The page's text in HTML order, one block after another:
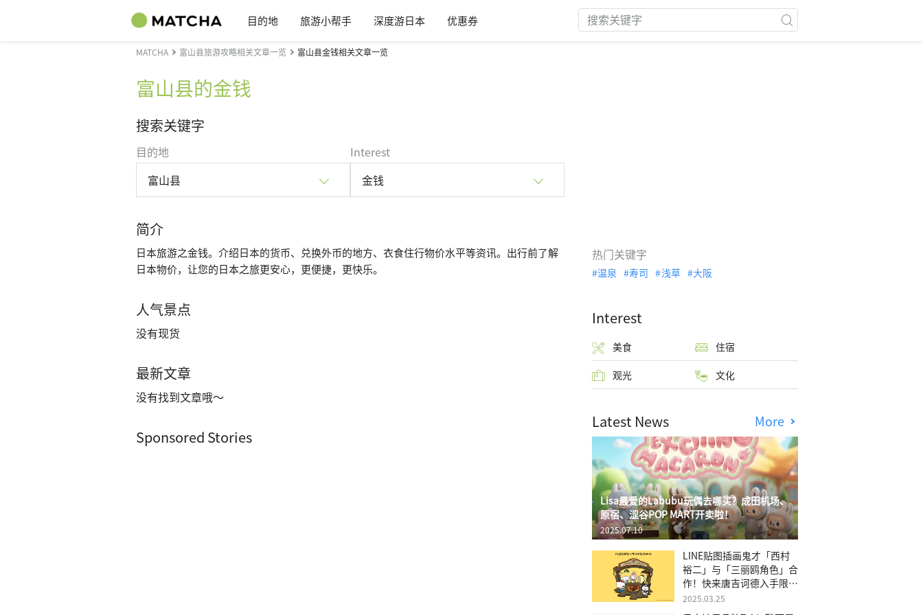
目的地 旅游小帮手 深度游日本 优惠券
MATCHA 富山县旅游攻略相关文章一览 富山县金钱相关文章一览
富山县的金钱
搜索关键字
目的地
富山县
Interest
金钱
简介
日本旅游之金钱。介绍日本的货币、兑换外币的地方、衣食住行物价水平等资讯。出行前了解
日本物价，让您的日本之旅更安心，更便捷，更快乐。
人气景点
没有现货
最新文章
没有找到文章哦～
Sponsored Stories
热门关键字
温泉 寿司 浅草 大阪
Interest
美食 住宿
观光 文化
Latest News More
Lisa最爱的Labubu玩偶去哪买？成田机场、
原宿、涩谷POP MART开卖啦！
2025.07.10
LINE贴图插画鬼才「西村
裕二」与「三丽鸥角色」合
作！快来唐吉诃德入手限量
商品
2025.03.25